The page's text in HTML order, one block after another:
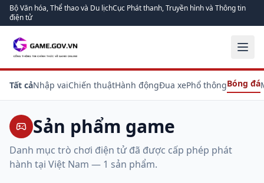
Bộ Văn hóa, Thể thao và Du lịchCục Phát thanh, Truyền hình và Thông tin
điện tử
Tất cảNhập vaiChiến thuậtHành độngĐua xePhổ thôngBóng đá
Sản phẩm game
Danh mục trò chơi điện tử đã được cấp phép phát
hành tại Việt Nam — 1 sản phẩm.